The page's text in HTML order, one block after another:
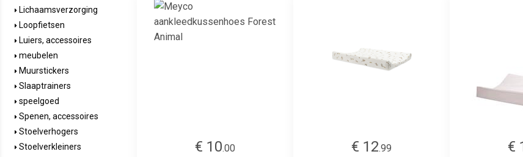
Lichaamsverzorging
Loopfietsen
Luiers, accessoires
meubelen
Muurstickers
Slaaptrainers
speelgoed
Spenen, accessoires
Stoelverhogers
Stoelverkleiners
€ 10.00
€ 12.99
€